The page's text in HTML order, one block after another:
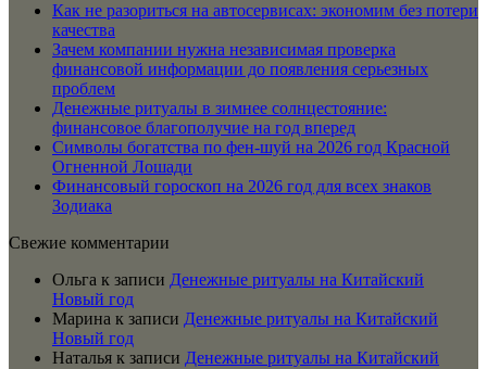
Как не разориться на автосервисах: экономим без потери
качества
Зачем компании нужна независимая проверка
финансовой информации до появления серьезных
проблем
Денежные ритуалы в зимнее солнцестояние:
финансовое благополучие на год вперед
Символы богатства по фен-шуй на 2026 год Красной
Огненной Лошади
Финансовый гороскоп на 2026 год для всех знаков
Зодиака
Свежие комментарии
Ольга к записи Денежные ритуалы на Китайский
Новый год
Марина к записи Денежные ритуалы на Китайский
Новый год
Наталья к записи Денежные ритуалы на Китайский